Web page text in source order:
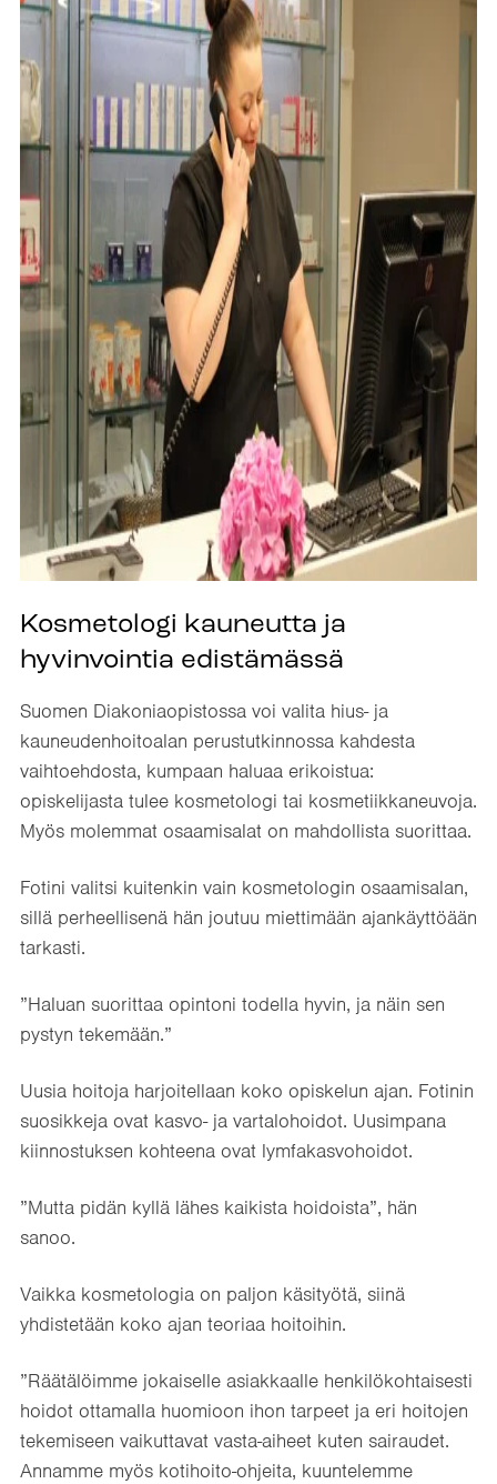
Kosmetologi kauneutta ja
hyvinvointia edistämässä
Suomen Diakoniaopistossa voi valita hius- ja
kauneudenhoitoalan perustutkinnossa kahdesta
vaihtoehdosta, kumpaan haluaa erikoistua:
opiskelijasta tulee kosmetologi tai kosmetiikkaneuvoja.
Myös molemmat osaamisalat on mahdollista suorittaa.
Fotini valitsi kuitenkin vain kosmetologin osaamisalan,
sillä perheellisenä hän joutuu miettimään ajankäyttöään
tarkasti.
”Haluan suorittaa opintoni todella hyvin, ja näin sen
pystyn tekemään.”
Uusia hoitoja harjoitellaan koko opiskelun ajan. Fotinin
suosikkeja ovat kasvo- ja vartalohoidot. Uusimpana
kiinnostuksen kohteena ovat lymfakasvohoidot.
”Mutta pidän kyllä lähes kaikista hoidoista”, hän
sanoo.
Vaikka kosmetologia on paljon käsityötä, siinä
yhdistetään koko ajan teoriaa hoitoihin.
”Räätälöimme jokaiselle asiakkaalle henkilökohtaisesti
hoidot ottamalla huomioon ihon tarpeet ja eri hoitojen
tekemiseen vaikuttavat vasta-aiheet kuten sairaudet.
Annamme myös kotihoito-ohjeita, kuuntelemme